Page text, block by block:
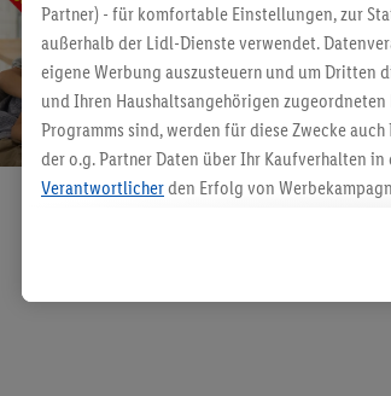
Partner) - für komfortable Einstellungen, zur
außerhalb der Lidl-Dienste verwendet.
eigene Werbung auszusteuern und um Dritten
und Ihren Haushaltsangehörigen
Programms sind, werden für diese Zwecke
der o.g. Partner Daten über Ihr Kaufverhalten
Verantwortlicherden Erfolg von
angereicherten Profilen. Dies umfasst die
Kaufverhalten in den Lidl-Diensten,
genauen Standortdaten) auch über